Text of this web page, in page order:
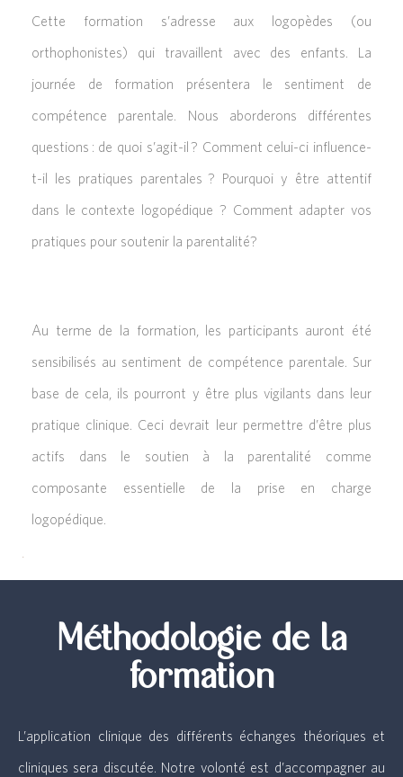
Cette formation s’adresse aux logopèdes (ou
orthophonistes) qui travaillent avec des enfants. La
journée de formation présentera le sentiment de
compétence parentale. Nous aborderons différentes
questions : de quoi s’agit-il ? Comment celui-ci influence-
t-il les pratiques parentales ? Pourquoi y être attentif
dans le contexte logopédique ? Comment adapter vos
pratiques pour soutenir la parentalité?
Au terme de la formation, les participants auront été
sensibilisés au sentiment de compétence parentale. Sur
base de cela, ils pourront y être plus vigilants dans leur
pratique clinique. Ceci devrait leur permettre d’être plus
actifs dans le soutien à la parentalité comme
composante essentielle de la prise en charge
logopédique.
Méthodologie de la
formation
L’application clinique des différents échanges théoriques et
cliniques sera discutée. Notre volonté est d’accompagner au